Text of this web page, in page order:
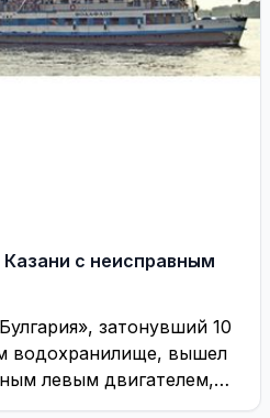
с неисправным
затонувший 10
водохранилище, вышел
левым двигателем,
сообщении ...